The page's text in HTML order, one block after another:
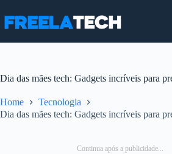
para
Dia das mães tech: Gadgets incríveis para
Home
Tecnologia
Dia das mães tech: Gadgets incríveis para
Continua após a publicidade...